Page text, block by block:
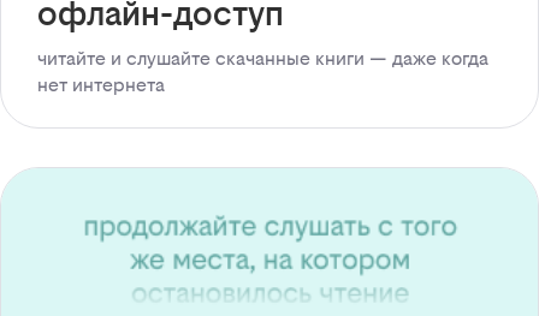
офлайн-доступ
читайте и слушайте скачанные книги — даже когда
нет интернета